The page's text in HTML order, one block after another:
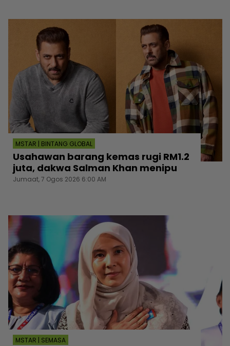
MSTAR | BINTANG GLOBAL
Usahawan barang kemas rugi RM1.2
juta, dakwa Salman Khan menipu
Jumaat, 7 Ogos 2026 6:00 AM
MSTAR | SEMASA